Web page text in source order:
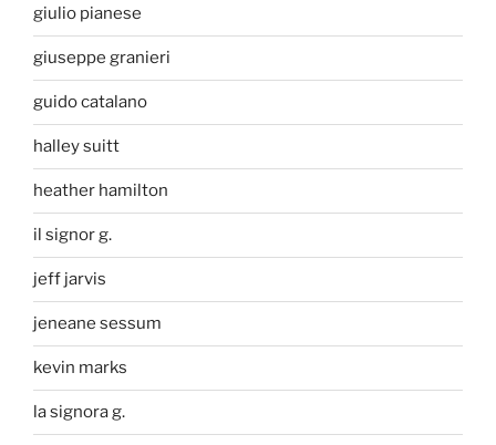
giulio pianese
giuseppe granieri
guido catalano
halley suitt
heather hamilton
il signor g.
jeff jarvis
jeneane sessum
kevin marks
la signora g.